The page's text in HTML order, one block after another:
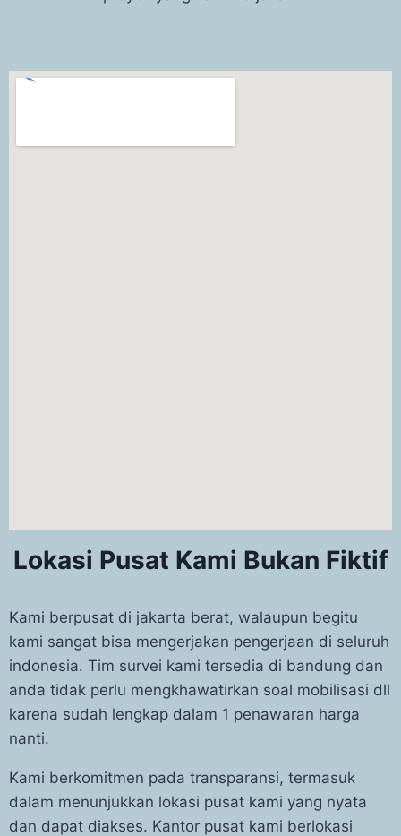
Lokasi Pusat Kami Bukan Fiktif
Kami berpusat di jakarta berat, walaupun begitu
kami sangat bisa mengerjakan pengerjaan di seluruh
indonesia. Tim survei kami tersedia di bandung dan
anda tidak perlu mengkhawatirkan soal mobilisasi dll
karena sudah lengkap dalam 1 penawaran harga
nanti.
Kami berkomitmen pada transparansi, termasuk
dalam menunjukkan lokasi pusat kami yang nyata
dan dapat diakses. Kantor pusat kami berlokasi